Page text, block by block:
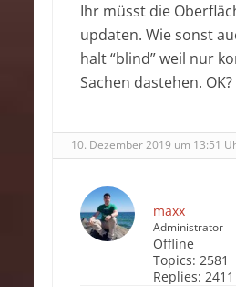
Ihr müsst die
updaten. Wie sonst
halt “blind” weil nur
Sachen dastehen. OK?
10. Dezember 2019 um 13:51
maxx
Administrator
Offline
Topics: 2581
Replies: 2411